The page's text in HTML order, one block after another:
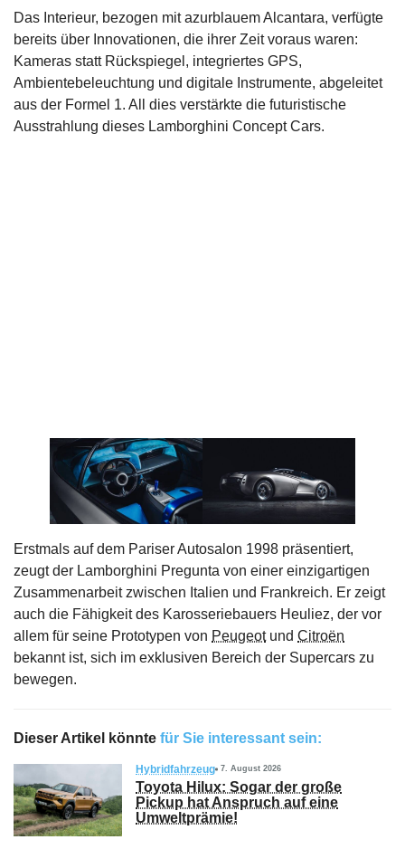
Das Interieur, bezogen mit azurblauem Alcantara, verfügte
bereits über Innovationen, die ihrer Zeit voraus waren:
Kameras statt Rückspiegel, integriertes GPS,
Ambientebeleuchtung und digitale Instrumente, abgeleitet
aus der Formel 1. All dies verstärkte die futuristische
Ausstrahlung dieses Lamborghini Concept Cars.
Erstmals auf dem Pariser Autosalon 1998 präsentiert,
zeugt der Lamborghini Pregunta von einer einzigartigen
Zusammenarbeit zwischen Italien und Frankreich. Er zeigt
auch die Fähigkeit des Karosseriebauers Heuliez, der vor
allem für seine Prototypen von Peugeotund Citroën
bekannt ist, sich im exklusiven Bereich der Supercars zu
bewegen.
Dieser Artikel könnte für Sie interessant sein:
Hybridfahrzeug 7. August 2026
Toyota Hilux: Sogar der große
Pickup hat Anspruch auf eine
Umweltprämie!